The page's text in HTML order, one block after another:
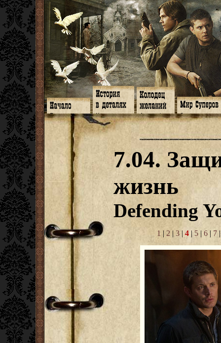
Главная
Программа
Форум
Facebook
Гостевая
Книги
Галереи
Музыка
Видео
Субтитры
Заметки
Мысли
Откровение
Арт-кафе
Игромания
Фанфики
Обои
Фанарт
Анекдоты
Передоз
Страшилки
Знакомство
Обитатели
Семейное
Дневник
СИЗО
Суперы от и
7.04.
жизнь
Defending
1 | 2 | 3 | 4 | 5 | 6 | 7